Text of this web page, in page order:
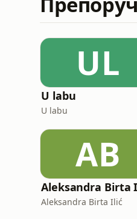
UL
U labu
U labu
AB
Aleksandra Birta
Aleksandra Birta Ilić